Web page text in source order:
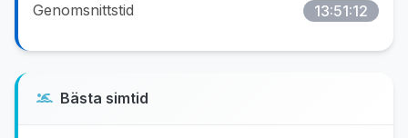
Genomsnittstid 13:51:12
Bästa simtid